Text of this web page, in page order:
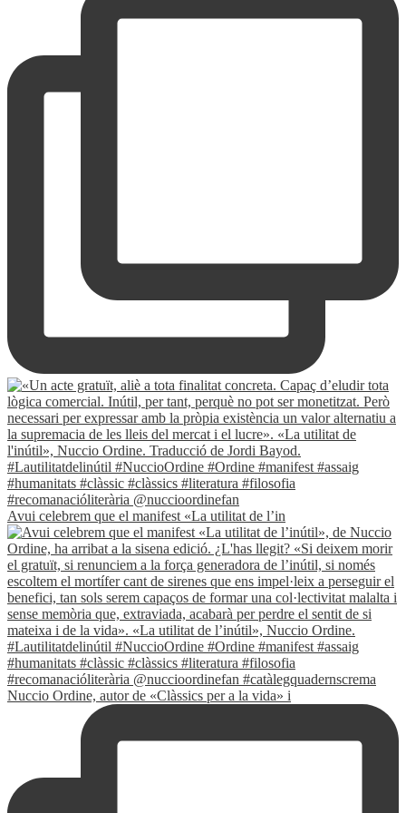
Avui celebrem que el manifest «La utilitat de l’in
Nuccio Ordine, autor de «Clàssics per a la vida» i